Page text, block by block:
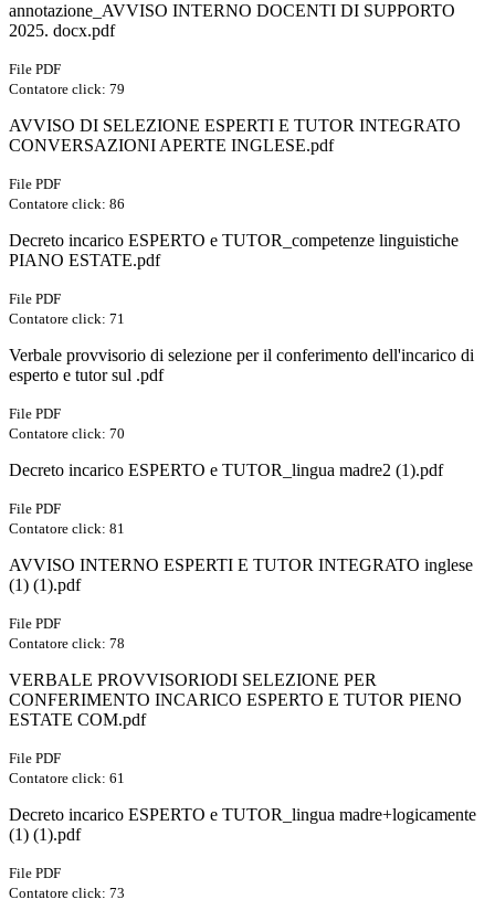
annotazione_AVVISO INTERNO DOCENTI DI SUPPORTO
2025. docx.pdf
File PDF
Contatore click: 79
AVVISO DI SELEZIONE ESPERTI E TUTOR INTEGRATO
CONVERSAZIONI APERTE INGLESE.pdf
File PDF
Contatore click: 86
Decreto incarico ESPERTO e TUTOR_competenze linguistiche
PIANO ESTATE.pdf
File PDF
Contatore click: 71
Verbale provvisorio di selezione per il conferimento dell'incarico di
esperto e tutor sul .pdf
File PDF
Contatore click: 70
Decreto incarico ESPERTO e TUTOR_lingua madre2 (1).pdf
File PDF
Contatore click: 81
AVVISO INTERNO ESPERTI E TUTOR INTEGRATO inglese
(1) (1).pdf
File PDF
Contatore click: 78
VERBALE PROVVISORIODI SELEZIONE PER
CONFERIMENTO INCARICO ESPERTO E TUTOR PIENO
ESTATE COM.pdf
File PDF
Contatore click: 61
Decreto incarico ESPERTO e TUTOR_lingua madre+logicamente
(1) (1).pdf
File PDF
Contatore click: 73